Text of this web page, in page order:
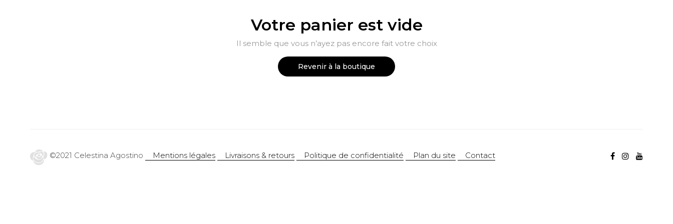
Votre panier est vide
Il semble que vous n’ayez pas encore fait votre choix
Revenir à la boutique
©2021 Celestina Agostino Mentions légales Livraisons & retours Politique de confidentialité Plan du site Contact